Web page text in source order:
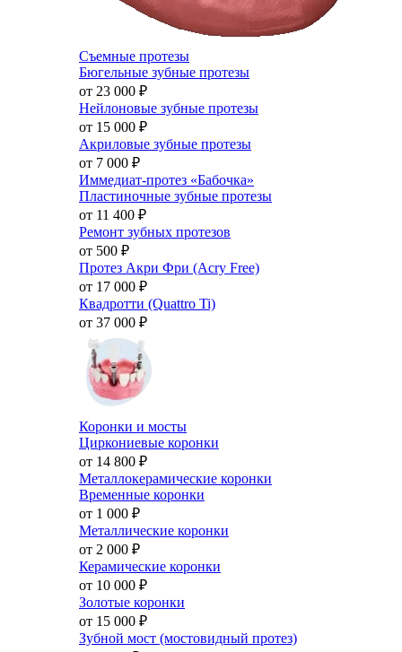
Съемные протезы
Бюгельные зубные протезы
от 23 000 ₽
Нейлоновые зубные протезы
от 15 000 ₽
Акриловые зубные протезы
от 7 000 ₽
Иммедиат-протез «Бабочка»
Пластиночные зубные протезы
от 11 400 ₽
Ремонт зубных протезов
от 500 ₽
Протез Акри Фри (Acry Free)
от 17 000 ₽
Квадротти (Quattro Ti)
от 37 000 ₽
Коронки и мосты
Циркониевые коронки
от 14 800 ₽
Металлокерамические коронки
Временные коронки
от 1 000 ₽
Металлические коронки
от 2 000 ₽
Керамические коронки
от 10 000 ₽
Золотые коронки
от 15 000 ₽
Зубной мост (мостовидный протез)